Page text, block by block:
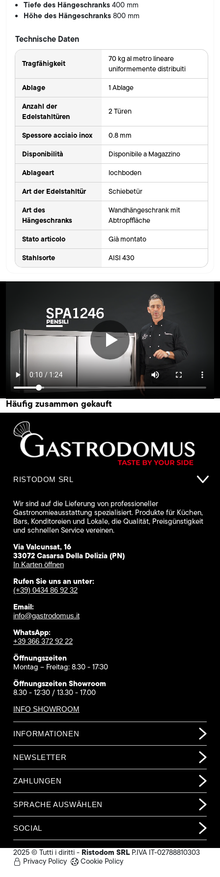
Tiefe des Hängeschranks400 mm
Höhe des Hängeschranks800 mm
Technische Daten
Tragfähigkeit
70 kg al metro lineare
uniformemente distribuiti
Ablage 1 Ablage
Anzahl der
Edelstahltüren
2 Türen
Spessore acciaio inox 0.8 mm
Disponibilità Disponibile a Magazzino
Ablageart lochboden
Art der Edelstahltür Schiebetür
Art des
Hängeschranks
Wandhängeschrank mit
Abtropffläche
Stato articolo Già montato
Stahlsorte AISI 430
Häufig zusammen gekauft
RISTODOM SRL
Wir sind auf die Lieferung von professioneller
Gastronomieausstattung spezialisiert. Produkte für Küchen,
Bars, Konditoreien und Lokale, die Qualität, Preisgünstigkeit
und schnellen Service vereinen.
Via Valcunsat, 16
33072 Casarsa Della Delizia (PN)
In Karten öffnen
Rufen Sie uns an unter:
(+39) 0434 86 92 32
Email:
info@gastrodomus.it
WhatsApp:
+39 366 372 92 22
Öffnungszeiten
Montag – Freitag: 8.30 - 17:30
Öffnungszeiten Showroom
8.30 - 12:30 / 13.30 - 17.00
INFO SHOWROOM
INFORMATIONEN
NEWSLETTER
ZAHLUNGEN
SPRACHE AUSWÄHLEN
SOCIAL
2025 © Tutti i diritti - Ristodom SRLP.IVA IT-02788810303
Privacy Policy
Cookie Policy